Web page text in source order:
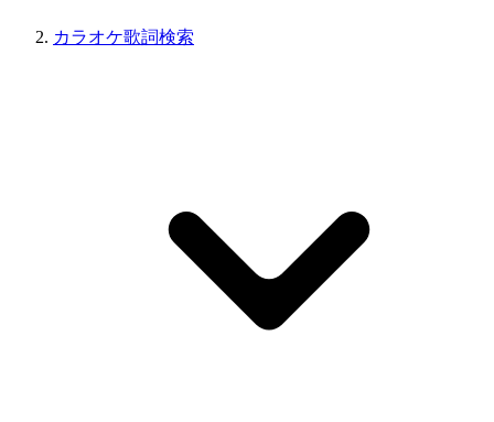
カラオケ歌詞検索